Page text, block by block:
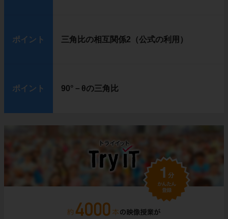
ポイント 三角比の相互関係2（公式の利用）
ポイント 90°－θの三角比